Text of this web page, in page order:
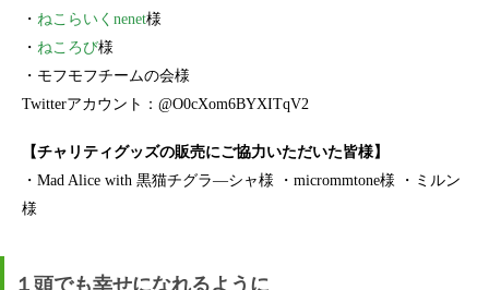
・ ねこらいくnenet様
・ ねころび様
・モフモフチームの会様
Twitterアカウント：@O0cXom6BYXITqV2
【チャリティグッズの販売にご協力いただいた皆様】
・Mad Alice with 黒猫チグラ―シャ様 ・micrommtone様 ・ミルン
様
１頭でも幸せになれるように